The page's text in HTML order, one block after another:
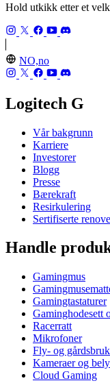
Hold utkikk etter et
NO,no
Logitech G
Vår bakgrunn
Karriere
Investorer
Blogg
Presse
Bærekraft
Resirkulering
Sertifiserte
Handle
Gamingmus
Gamingtastaturer
Gaminghodesett
Racerratt
Mikrofoner
Fly- og
Kameraer og
Cloud Gaming